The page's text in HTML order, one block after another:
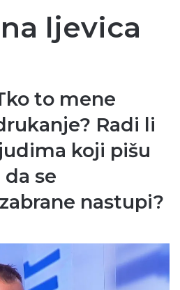
ljevica
to mene
Radi li
koji pišu
se
nastupi?